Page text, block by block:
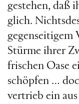
gestehen, daß
glich.
gegenseitigem
Stürme ihrer
frischen Oase
schöpfen …
vertrieb ein